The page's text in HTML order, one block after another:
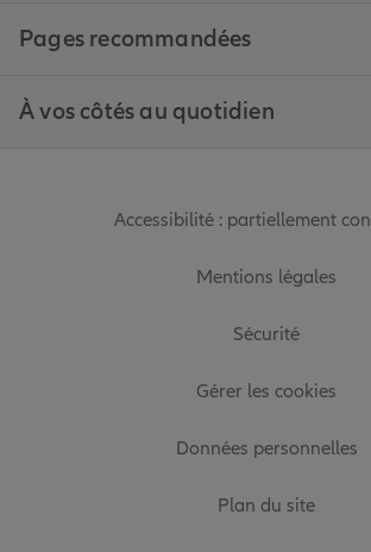
Pages recommandées
À vos côtés au quotidien
Accessibilité : partiellement
Mentions légales
Sécurité
Gérer les cookies
Données personnelles
Plan du site